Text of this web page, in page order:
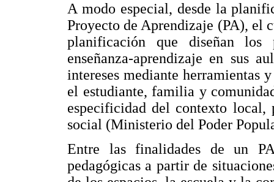
A modo especial, desde la
Proyecto de Aprendizaje (PA), el
planificación que diseñan
enseñanza-aprendizaje en sus
intereses mediante herramientas
el estudiante, familia y
especificidad del contexto local,
social (Ministerio del Poder
Entre las finalidades de un
pedagógicas a partir de